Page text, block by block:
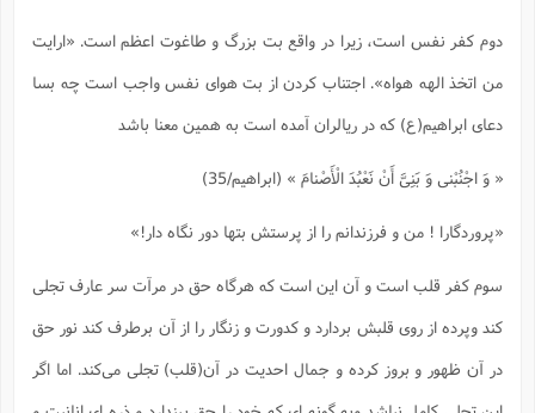
دوم کفر نفس است، زیرا در واقع بت بزرگ و طاغوت اعظم است. «ارایت
من اتخذ الهه هواه». اجتناب کردن از بت هوای نفس واجب است چه بسا
دعای ابراهیم(ع) که در ریالران آمده است به همین معنا باشد
« وَ اجْنُبْنی‌ وَ بَنِیَّ أَنْ نَعْبُدَ الْأَصْنامَ » (ابراهیم/35)
«پروردگارا ! من و فرزندانم را از پرستش بتها دور نگاه دار!»
سوم کفر قلب است و آن این است که هرگاه حق در مرآت سر عارف تجلی
کند وپرده از روی قلبش بردارد و کدورت و زنگار را از آن برطرف کند نور حق
در آن ظهور و بروز کرده و جمال احدیت در آن(قلب) تجلی می‌کند. اما اگر